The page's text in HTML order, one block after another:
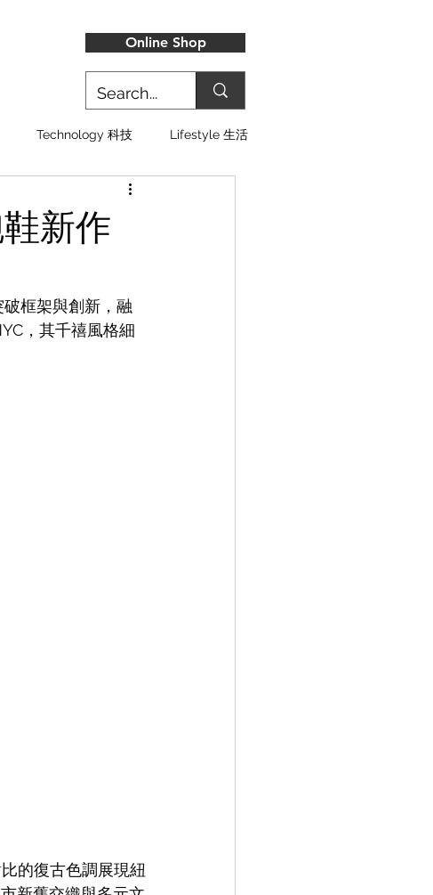
Online Shop
Technology 科技 Lifestyle 生活
新作
框架與創新，融
，其千禧風格細
的復古色調展現紐